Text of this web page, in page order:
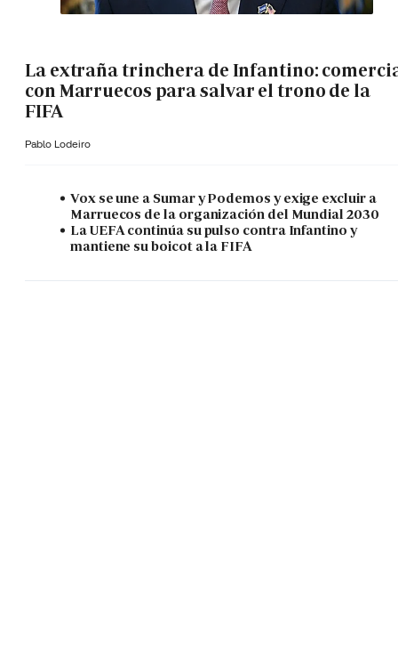
La extraña trinchera de Infantino:
con Marruecos para salvar el trono de la
FIFA
Pablo Lodeiro
Vox se une a Sumar y Podemos y exige excluir a
Marruecos de la organización del Mundial 2030
La UEFA continúa su pulso contra Infantino y
mantiene su boicot a la FIFA